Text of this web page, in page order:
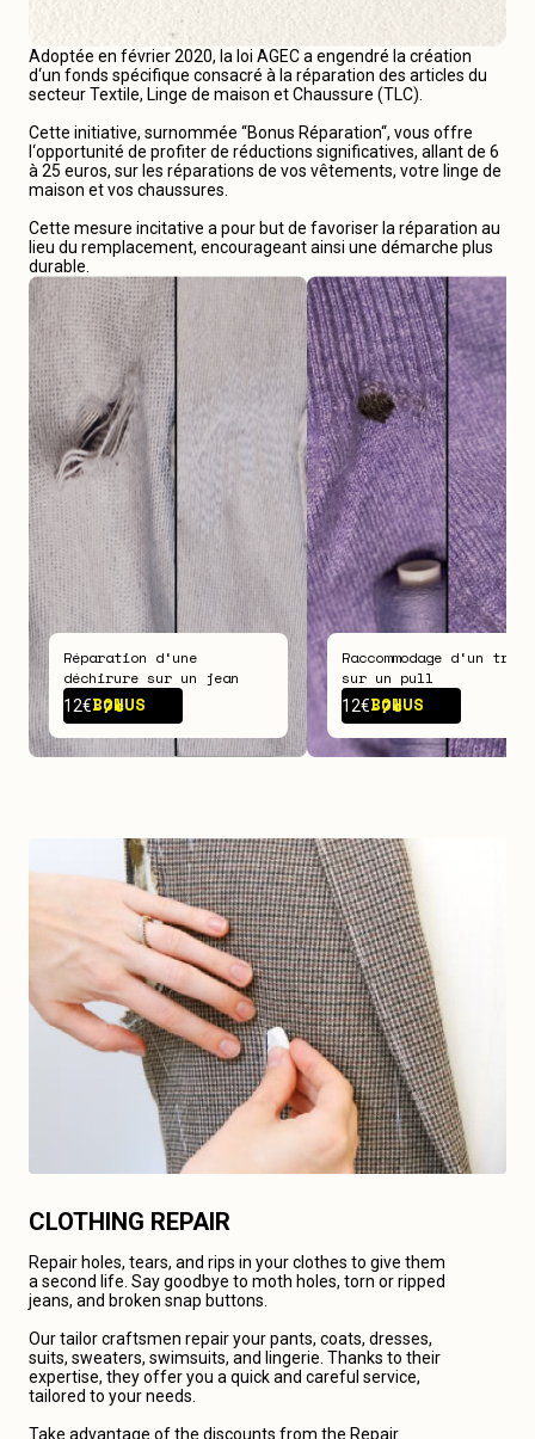
Adoptée en février 2020, la loi AGEC a engendré la création
d‘un fonds spécifique consacré à la réparation des articles du
secteur Textile, Linge de maison et Chaussure (TLC).
Cette initiative, surnommée “Bonus Réparation“, vous offre
l‘opportunité de profiter de réductions significatives, allant de 6
à 25 euros, sur les réparations de vos vêtements, votre linge de
maison et vos chaussures.
Cette mesure incitative a pour but de favoriser la réparation au
lieu du remplacement, encourageant ainsi une démarche plus
durable.
Réparation d‘une
déchirure sur un jean
12€BONUS -7€
Raccommodage d‘un trou
sur un pull
12€BONUS -7€
CLOTHING REPAIR
Repair holes, tears, and rips in your clothes to give them
a second life. Say goodbye to moth holes, torn or ripped
jeans, and broken snap buttons.
Our tailor craftsmen repair your pants, coats, dresses,
suits, sweaters, swimsuits, and lingerie. Thanks to their
expertise, they offer you a quick and careful service,
tailored to your needs.
Take advantage of the discounts from the Repair